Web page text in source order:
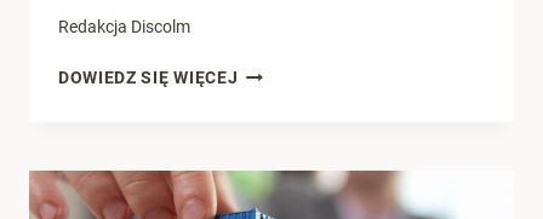
Redakcja Discolm
DOWIEDZ SIĘ WIĘCEJ CZYM